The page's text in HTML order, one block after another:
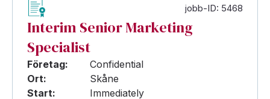
jobb-ID: 5468
Interim Senior Marketing
Specialist
Företag:
Confidential
Ort:
Skåne
Start:
Immediately